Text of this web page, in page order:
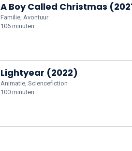
A Boy Called Christmas
Familie, Avontuur
106 minuten
Lightyear (2022)
Animatie, Sciencefiction
100 minuten